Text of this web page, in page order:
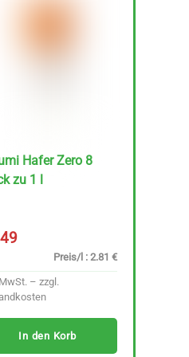
Hafer Zero 8
zu 1 l
Preis/l : 2.81 €
– zzgl.
In den Korb